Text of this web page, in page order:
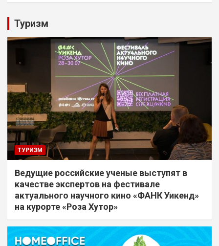
Туризм
ТУРИЗМ
Ведущие российские ученые выступят в
качестве экспертов на фестивале
актуального научного кино «ФАНК Уикенд»
на курорте «Роза Хутор»